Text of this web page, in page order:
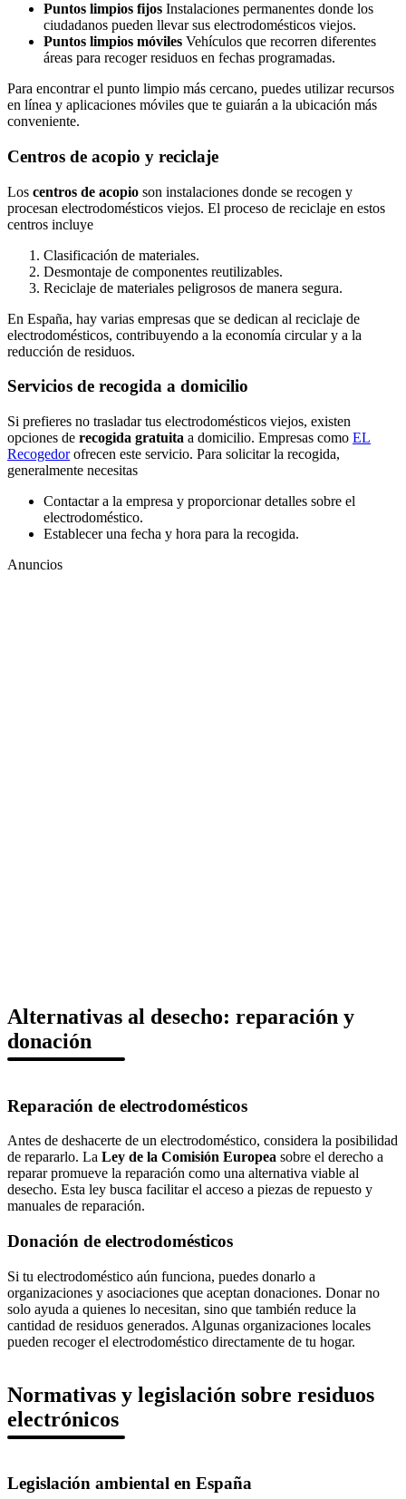
Puntos limpios fijos Instalaciones permanentes donde los
ciudadanos pueden llevar sus electrodomésticos viejos.
Puntos limpios móviles Vehículos que recorren diferentes
áreas para recoger residuos en fechas programadas.
Para encontrar el punto limpio más cercano, puedes utilizar recursos
en línea y aplicaciones móviles que te guiarán a la ubicación más
conveniente.
Centros de acopio y reciclaje
Los centros de acopio son instalaciones donde se recogen y
procesan electrodomésticos viejos. El proceso de reciclaje en estos
centros incluye
Clasificación de materiales.
Desmontaje de componentes reutilizables.
Reciclaje de materiales peligrosos de manera segura.
En España, hay varias empresas que se dedican al reciclaje de
electrodomésticos, contribuyendo a la economía circular y a la
reducción de residuos.
Servicios de recogida a domicilio
Si prefieres no trasladar tus electrodomésticos viejos, existen
opciones de recogida gratuita a domicilio. Empresas como EL
Recogedorofrecen este servicio. Para solicitar la recogida,
generalmente necesitas
Contactar a la empresa y proporcionar detalles sobre el
electrodoméstico.
Establecer una fecha y hora para la recogida.
Anuncios
Alternativas al desecho: reparación y
donación
Reparación de electrodomésticos
Antes de deshacerte de un electrodoméstico, considera la posibilidad
de repararlo. La Ley de la Comisión Europea sobre el derecho a
reparar promueve la reparación como una alternativa viable al
desecho. Esta ley busca facilitar el acceso a piezas de repuesto y
manuales de reparación.
Donación de electrodomésticos
Si tu electrodoméstico aún funciona, puedes donarlo a
organizaciones y asociaciones que aceptan donaciones. Donar no
solo ayuda a quienes lo necesitan, sino que también reduce la
cantidad de residuos generados. Algunas organizaciones locales
pueden recoger el electrodoméstico directamente de tu hogar.
Normativas y legislación sobre residuos
electrónicos
Legislación ambiental en España